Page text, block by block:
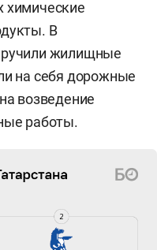
химические
В
жилищные
на себя дорожные
возведение
работы.